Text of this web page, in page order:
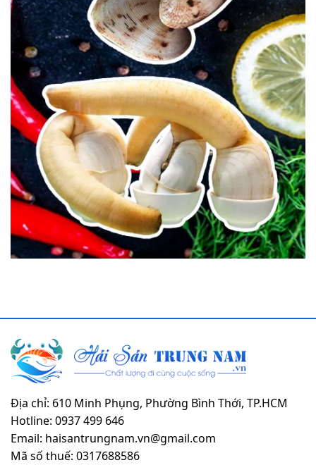
Địa chỉ: 610 Minh Phụng, Phường Bình Thới, TP.HCM
Hotline: 0937 499 646
Email: haisantrungnam.vn@gmail.com
Mã số thuế: 0317688586